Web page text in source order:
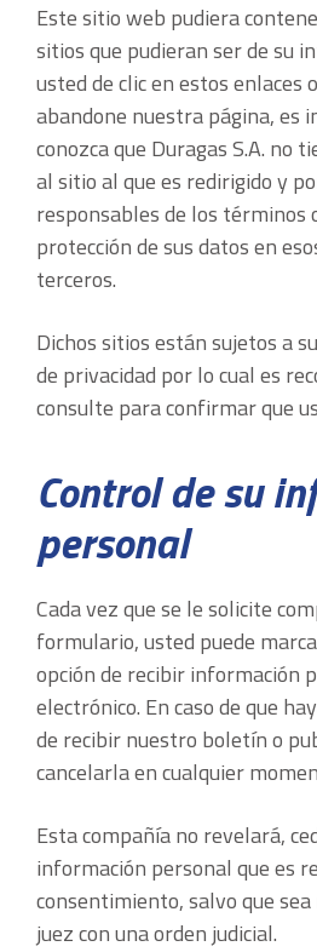
Este sitio web pudiera
sitios que pudieran ser de su
usted de clic en estos enlaces
abandone nuestra página, es
conozca que Duragas S.A. no
al sitio al que es redirigido y
responsables de los términos
protección de sus datos en
terceros.
Dichos sitios están sujetos a
de privacidad por lo cual es
consulte para confirmar que
Control de su
personal
Cada vez que se le solicite
formulario, usted puede
opción de recibir información
electrónico. En caso de que
de recibir nuestro boletín o
cancelarla en cualquier
Esta compañía no revelará,
información personal que es
consentimiento, salvo que
juez con una orden judicial.